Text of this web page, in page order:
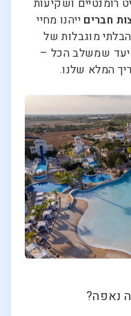
רומנטיים ושקיעות
חברים ייהנו מחיי
מוגבלות של
שמשלב הכל –
המלא שלנו.
נאפה?